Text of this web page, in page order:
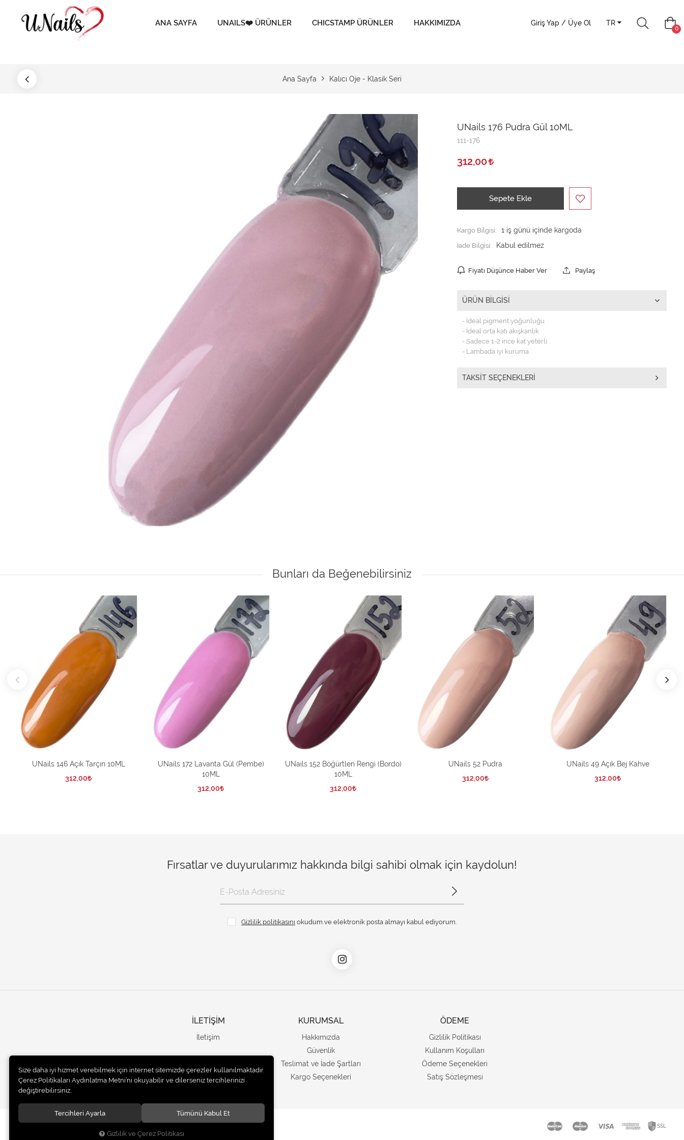
ANA SAYFA UNAILS❤️ ÜRÜNLER CHICSTAMP ÜRÜNLER HAKKIMIZDA Giriş Yap / Üye Ol TR
0
Ana Sayfa Kalıcı Oje - Klasik Seri
UNails 176 Pudra Gül 10ML
111-176
312,00
Sepete Ekle
Kargo Bilgisi:
1 iş günü içinde kargoda
İade Bilgisi:
Fiyatı Düşünce Haber Ver Paylaş
ÜRÜN BILGISI
- İdeal pigment yoğunluğu
- İdeal orta katı akışkanlık
- Sadece 1-2 ince kat yeterli
- Lambada iyi kuruma
TAKSIT SEÇENEKLERI
Bunları da Beğenebilirsiniz
UNails 146 Açık Tarçın 10ML
312,00
UNails 172 Lavanta Gül (Pembe)
10ML
312,00
UNails 152 Böğürtlen Rengi (Bordo)
10ML
312,00
UNails 52 Pudra
312,00
UNails 49 Açık Bej Kahve
312,00
Fırsatlar ve duyurularımız hakkında bilgi sahibi olmak için kaydolun!
Gizlilik politikasını okudum ve elektronik posta almayı kabul ediyorum.
İLETİŞİM
İletişim
KURUMSAL
Hakkımızda
Güvenlik
Teslimat ve İade Şartları
Kargo Seçenekleri
ÖDEME
Gizlilik Politikası
Kullanım Koşulları
Ödeme Seçenekleri
Satış Sözleşmesi
Size daha iyi hizmet verebilmek için internet sitemizde çerezler kullanılmaktadır.
Çerez Politikaları Aydınlatma Metni’ni okuyabilir ve dilerseniz tercihlerinizi
değiştirebilirsiniz.
Tercihleri Ayarla Tümünü Kabul Et
Gizlilik ve Çerez Politikası